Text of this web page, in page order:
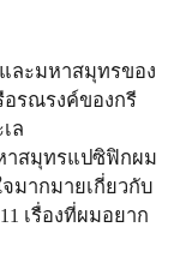
ละมหาสมุทรของ
รณรงค์ของกรี
ล
าสมุทรแปซิฟิกผม
มากมายเกี่ยวกับ
เรื่องที่ผมอยาก